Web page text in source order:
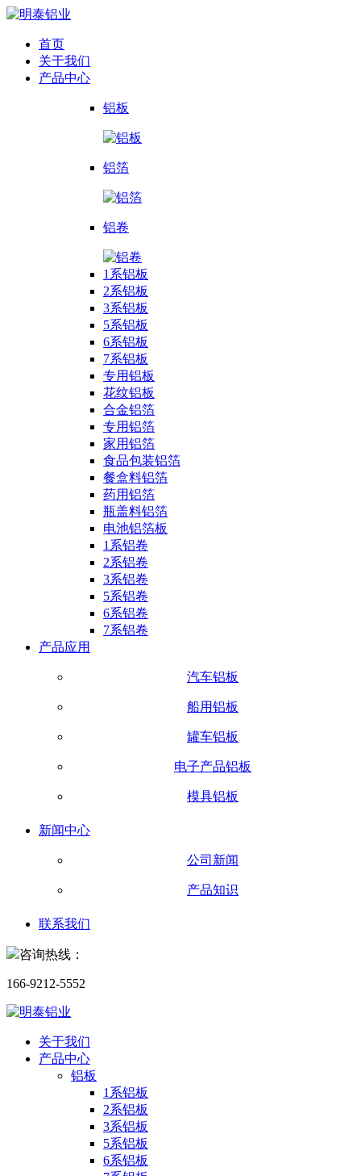
首页
关于我们
产品中心
铝板
铝箔
铝卷
1系铝板
2系铝板
3系铝板
5系铝板
6系铝板
7系铝板
专用铝板
花纹铝板
合金铝箔
专用铝箔
家用铝箔
食品包装铝箔
餐盒料铝箔
药用铝箔
瓶盖料铝箔
电池铝箔板
1系铝卷
2系铝卷
3系铝卷
5系铝卷
6系铝卷
7系铝卷
产品应用
汽车铝板
船用铝板
罐车铝板
电子产品铝板
模具铝板
新闻中心
公司新闻
产品知识
联系我们
咨询热线：
166-9212-5552
关于我们
产品中心
铝板
1系铝板
2系铝板
3系铝板
5系铝板
6系铝板